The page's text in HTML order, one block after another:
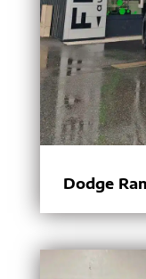
Dodge